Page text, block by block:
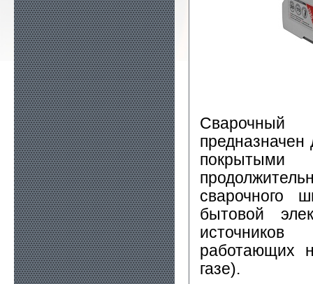
предназначен
покрытыми
сварочного
бытовой
источников
работающих
газе).